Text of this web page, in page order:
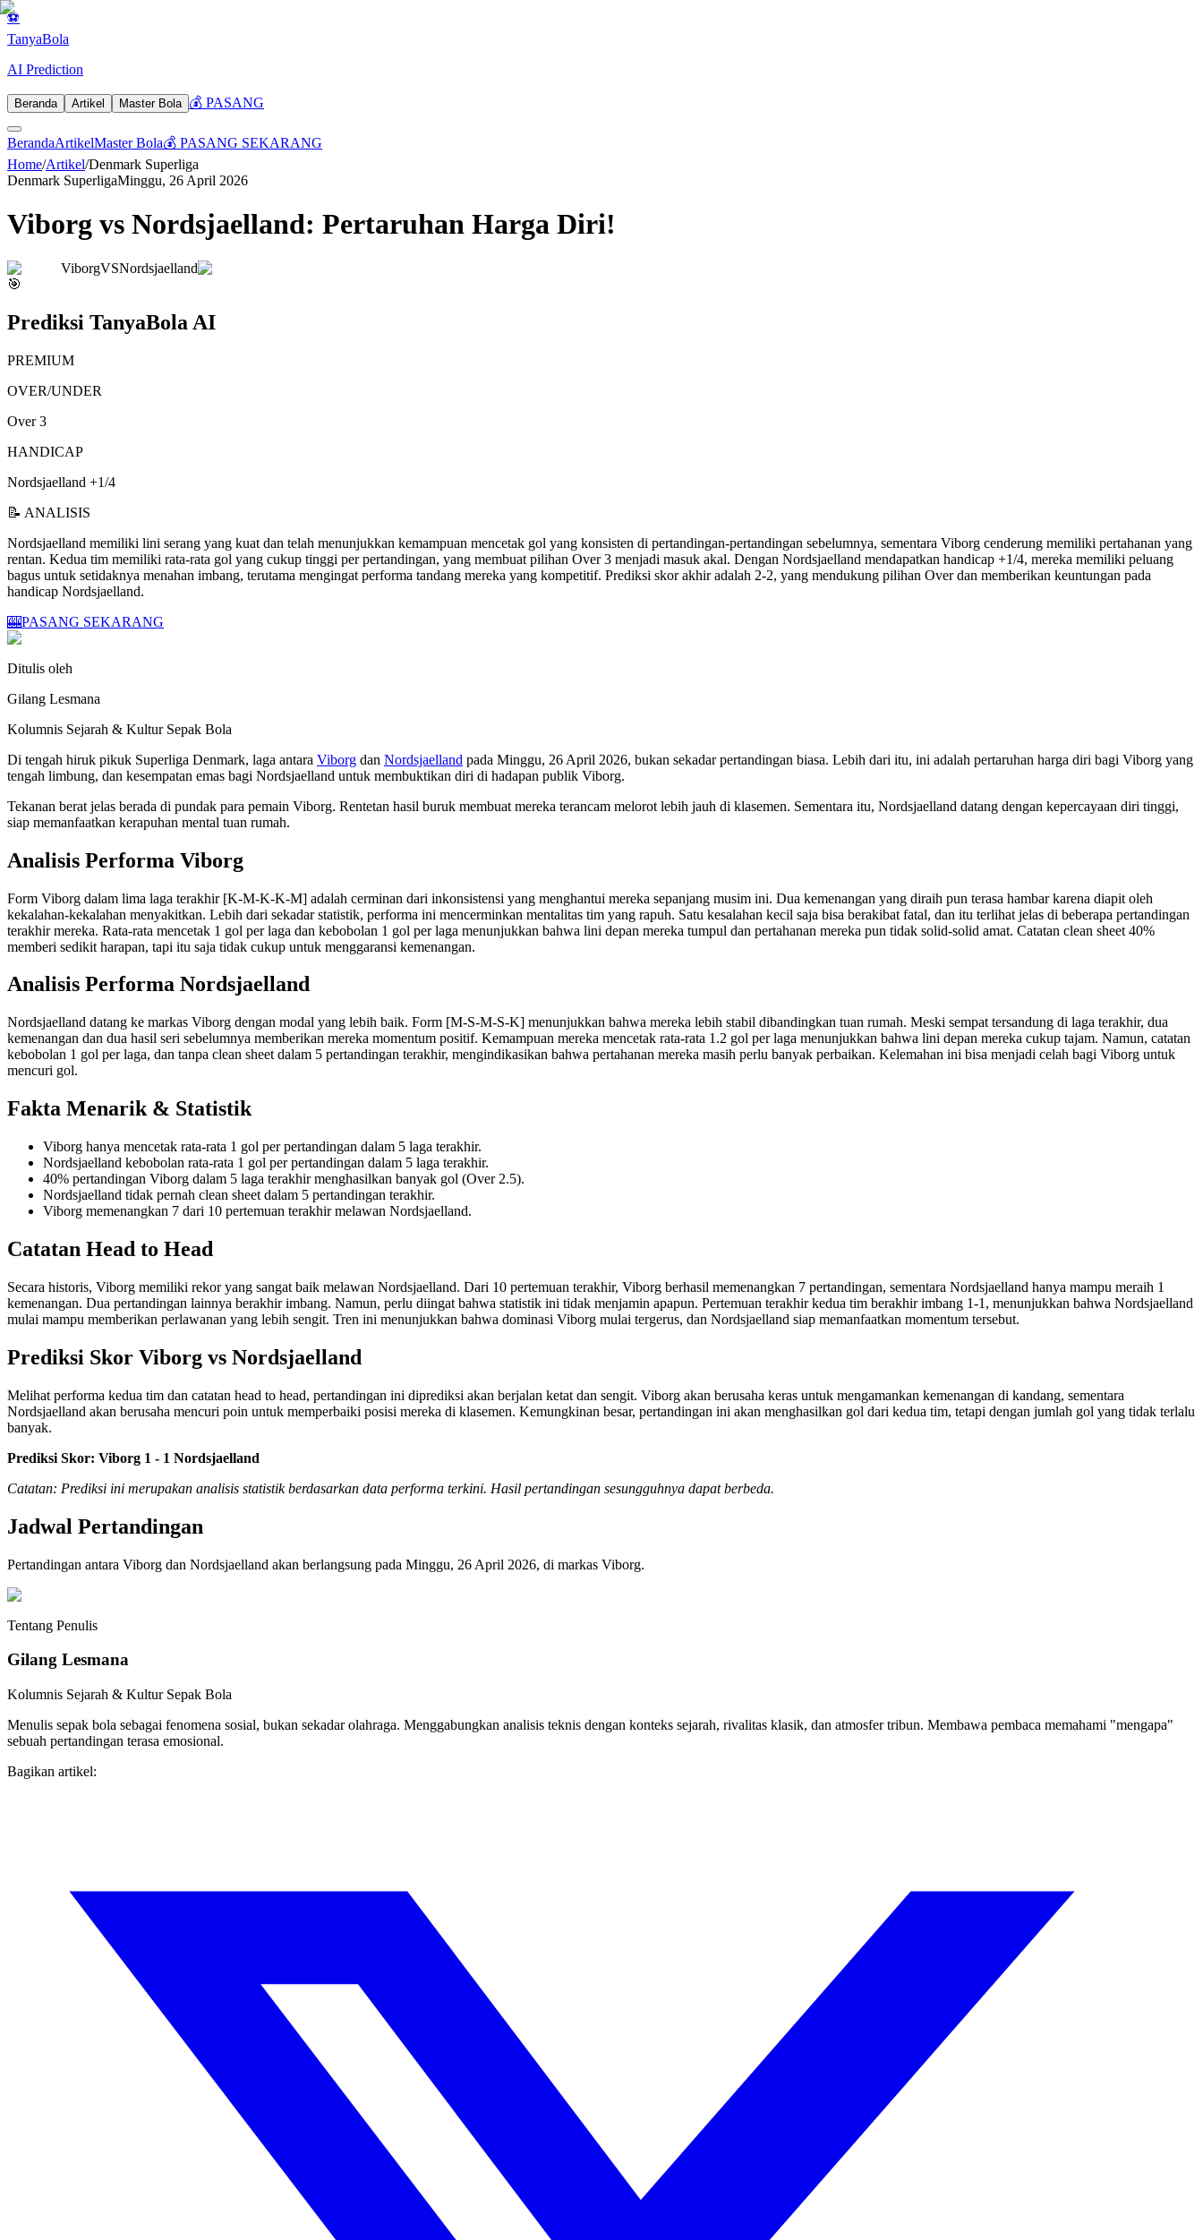
⚽
TanyaBola
AI Prediction
Beranda Artikel Master Bola 💰 PASANG
BerandaArtikelMaster Bola💰 PASANG SEKARANG
Home/Artikel/Denmark Superliga
Denmark SuperligaMinggu, 26 April 2026
Viborg vs Nordsjaelland: Pertaruhan Harga Diri!
ViborgVSNordsjaelland
🎯
Prediksi TanyaBola AI
PREMIUM
OVER/UNDER
Over 3
HANDICAP
Nordsjaelland +1/4
📝 ANALISIS
Nordsjaelland memiliki lini serang yang kuat dan telah menunjukkan kemampuan mencetak gol yang konsisten di pertandingan-pertandingan sebelumnya, sementara Viborg cenderung memiliki pertahanan yang
rentan. Kedua tim memiliki rata-rata gol yang cukup tinggi per pertandingan, yang membuat pilihan Over 3 menjadi masuk akal. Dengan Nordsjaelland mendapatkan handicap +1/4, mereka memiliki peluang
bagus untuk setidaknya menahan imbang, terutama mengingat performa tandang mereka yang kompetitif. Prediksi skor akhir adalah 2-2, yang mendukung pilihan Over dan memberikan keuntungan pada
handicap Nordsjaelland.
🎰PASANG SEKARANG
Ditulis oleh
Gilang Lesmana
Kolumnis Sejarah & Kultur Sepak Bola
Di tengah hiruk pikuk Superliga Denmark, laga antara Viborg dan Nordsjaelland pada Minggu, 26 April 2026, bukan sekadar pertandingan biasa. Lebih dari itu, ini adalah pertaruhan harga diri bagi Viborg yang
tengah limbung, dan kesempatan emas bagi Nordsjaelland untuk membuktikan diri di hadapan publik Viborg.
Tekanan berat jelas berada di pundak para pemain Viborg. Rentetan hasil buruk membuat mereka terancam melorot lebih jauh di klasemen. Sementara itu, Nordsjaelland datang dengan kepercayaan diri tinggi,
siap memanfaatkan kerapuhan mental tuan rumah.
Analisis Performa Viborg
Form Viborg dalam lima laga terakhir [K-M-K-K-M] adalah cerminan dari inkonsistensi yang menghantui mereka sepanjang musim ini. Dua kemenangan yang diraih pun terasa hambar karena diapit oleh
kekalahan-kekalahan menyakitkan. Lebih dari sekadar statistik, performa ini mencerminkan mentalitas tim yang rapuh. Satu kesalahan kecil saja bisa berakibat fatal, dan itu terlihat jelas di beberapa pertandingan
terakhir mereka. Rata-rata mencetak 1 gol per laga dan kebobolan 1 gol per laga menunjukkan bahwa lini depan mereka tumpul dan pertahanan mereka pun tidak solid-solid amat. Catatan clean sheet 40%
memberi sedikit harapan, tapi itu saja tidak cukup untuk menggaransi kemenangan.
Analisis Performa Nordsjaelland
Nordsjaelland datang ke markas Viborg dengan modal yang lebih baik. Form [M-S-M-S-K] menunjukkan bahwa mereka lebih stabil dibandingkan tuan rumah. Meski sempat tersandung di laga terakhir, dua
kemenangan dan dua hasil seri sebelumnya memberikan mereka momentum positif. Kemampuan mereka mencetak rata-rata 1.2 gol per laga menunjukkan bahwa lini depan mereka cukup tajam. Namun, catatan
kebobolan 1 gol per laga, dan tanpa clean sheet dalam 5 pertandingan terakhir, mengindikasikan bahwa pertahanan mereka masih perlu banyak perbaikan. Kelemahan ini bisa menjadi celah bagi Viborg untuk
mencuri gol.
Fakta Menarik & Statistik
Viborg hanya mencetak rata-rata 1 gol per pertandingan dalam 5 laga terakhir.
Nordsjaelland kebobolan rata-rata 1 gol per pertandingan dalam 5 laga terakhir.
40% pertandingan Viborg dalam 5 laga terakhir menghasilkan banyak gol (Over 2.5).
Nordsjaelland tidak pernah clean sheet dalam 5 pertandingan terakhir.
Viborg memenangkan 7 dari 10 pertemuan terakhir melawan Nordsjaelland.
Catatan Head to Head
Secara historis, Viborg memiliki rekor yang sangat baik melawan Nordsjaelland. Dari 10 pertemuan terakhir, Viborg berhasil memenangkan 7 pertandingan, sementara Nordsjaelland hanya mampu meraih 1
kemenangan. Dua pertandingan lainnya berakhir imbang. Namun, perlu diingat bahwa statistik ini tidak menjamin apapun. Pertemuan terakhir kedua tim berakhir imbang 1-1, menunjukkan bahwa Nordsjaelland
mulai mampu memberikan perlawanan yang lebih sengit. Tren ini menunjukkan bahwa dominasi Viborg mulai tergerus, dan Nordsjaelland siap memanfaatkan momentum tersebut.
Prediksi Skor Viborg vs Nordsjaelland
Melihat performa kedua tim dan catatan head to head, pertandingan ini diprediksi akan berjalan ketat dan sengit. Viborg akan berusaha keras untuk mengamankan kemenangan di kandang, sementara
Nordsjaelland akan berusaha mencuri poin untuk memperbaiki posisi mereka di klasemen. Kemungkinan besar, pertandingan ini akan menghasilkan gol dari kedua tim, tetapi dengan jumlah gol yang tidak terlalu
banyak.
Prediksi Skor: Viborg 1 - 1 Nordsjaelland
Catatan: Prediksi ini merupakan analisis statistik berdasarkan data performa terkini. Hasil pertandingan sesungguhnya dapat berbeda.
Jadwal Pertandingan
Pertandingan antara Viborg dan Nordsjaelland akan berlangsung pada Minggu, 26 April 2026, di markas Viborg.
Tentang Penulis
Gilang Lesmana
Kolumnis Sejarah & Kultur Sepak Bola
Menulis sepak bola sebagai fenomena sosial, bukan sekadar olahraga. Menggabungkan analisis teknis dengan konteks sejarah, rivalitas klasik, dan atmosfer tribun. Membawa pembaca memahami "mengapa"
sebuah pertandingan terasa emosional.
Bagikan artikel: